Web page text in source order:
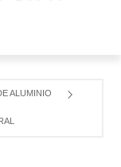
ALUMINIO
80 ALTURA DE 3